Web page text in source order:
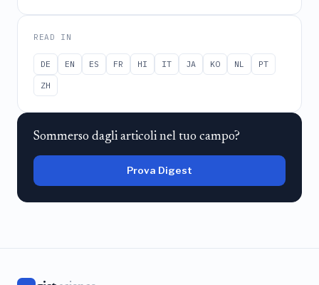
READ IN
DE EN ES FR HI IT JA KO NL
PT
ZH
Sommerso dagli articoli nel tuo campo?
Prova Digest